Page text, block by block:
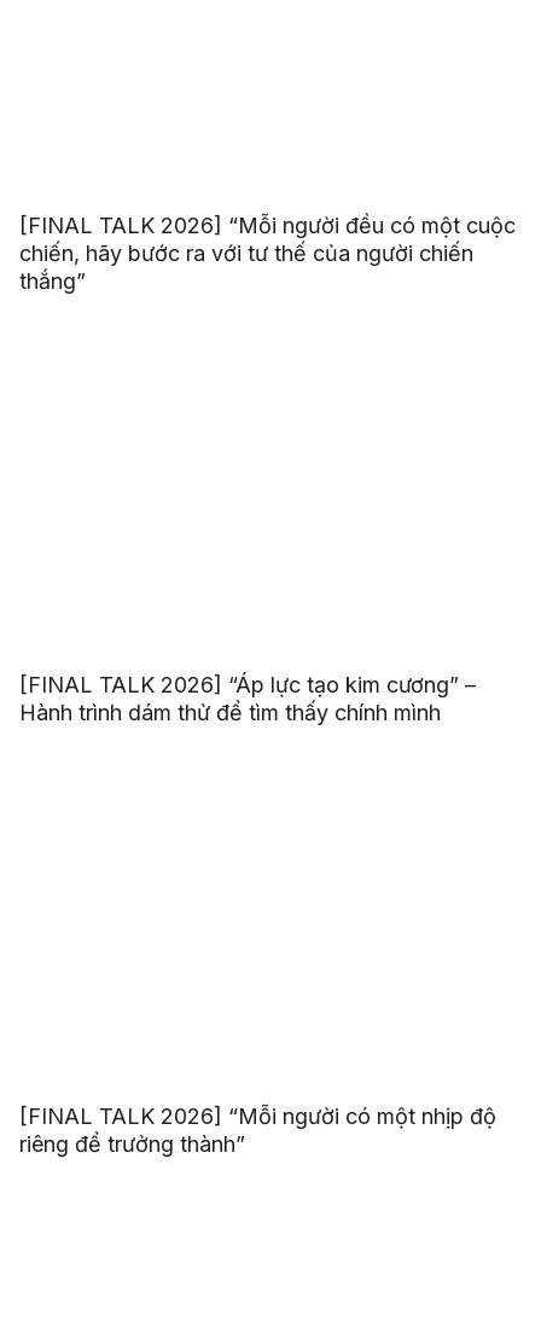
[FINAL TALK 2026] “Mỗi người đều có một cuộc
chiến, hãy bước ra với tư thế của người chiến
thắng”
[FINAL TALK 2026] “Áp lực tạo kim cương” –
Hành trình dám thử để tìm thấy chính mình
[FINAL TALK 2026] “Mỗi người có một nhịp độ
riêng để trưởng thành”